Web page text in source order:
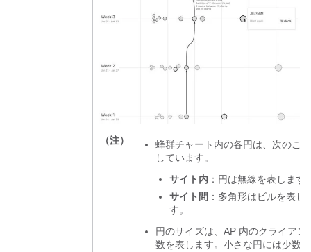
（注）
蜂群チャート内の各円は、次のこ
しています。
サイト内 ：円は無線を表します
サイト間 ：多角形はビルを表し
す。
円のサイズは、AP 内のクライアン
数を表します。小さな円には少数